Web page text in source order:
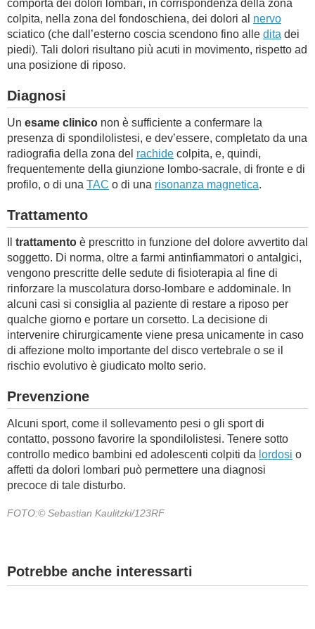
comporta dei dolori lombari, in corrispondenza della zona
colpita, nella zona del fondoschiena, dei dolori al nervo
sciatico (che dall’esterno coscia scendono fino alle dita dei
piedi). Tali dolori risultano più acuti in movimento, rispetto ad
una posizione di riposo.
Diagnosi
Un esame clinico non è sufficiente a confermare la
presenza di spondilolistesi, e dev’essere, completato da una
radiografia della zona del rachide colpita, e, quindi,
frequentemente della giunzione lombo-sacrale, di fronte e di
profilo, o di una TAC o di una risonanza magnetica.
Trattamento
trattamento è prescritto in funzione del dolore avvertito dal
soggetto. Di norma, oltre a farmi antinfiammatori o antalgici,
vengono prescritte delle sedute di fisioterapia al fine di
rinforzare la muscolatura dorso-lombare e addominale. In
alcuni casi si consiglia al paziente di restare a riposo per
qualche giorno e portare un corsetto. La decisione di
intervenire chirurgicamente viene presa unicamente in caso
di affezione molto importante del disco vertebrale o se il
rischio evolutivo è giudicato molto serio.
Prevenzione
Alcuni sport, come il sollevamento pesi o gli sport di
contatto, possono favorire la spondilolistesi. Tenere sotto
controllo medico bambini ed adolescenti colpiti da lordosi o
affetti da dolori lombari può permettere una diagnosi
precoce di tale disturbo.
FOTO:© Sebastian Kaulitzki/123RF
Potrebbe anche interessarti